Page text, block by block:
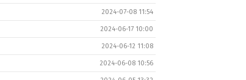
2024-07-08 11:54
2024-06-17 10:00
2024-06-12 11:08
2024-06-08 10:56